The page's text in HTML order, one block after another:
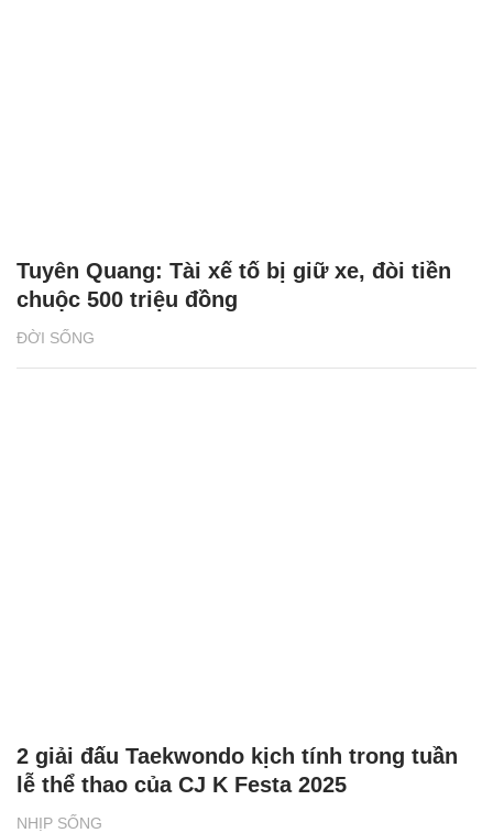
ĐỜI SỐNG
Tuyên Quang: Tài xế tố bị giữ xe, đòi tiền
chuộc 500 triệu đồng
NHỊP SỐNG
2 giải đấu Taekwondo kịch tính trong tuần
lễ thể thao của CJ K Festa 2025